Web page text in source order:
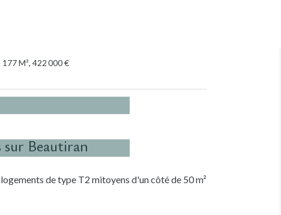
M², 422 000 €
sur Beautiran
de type T2 mitoyens d'un côté de 50 m²